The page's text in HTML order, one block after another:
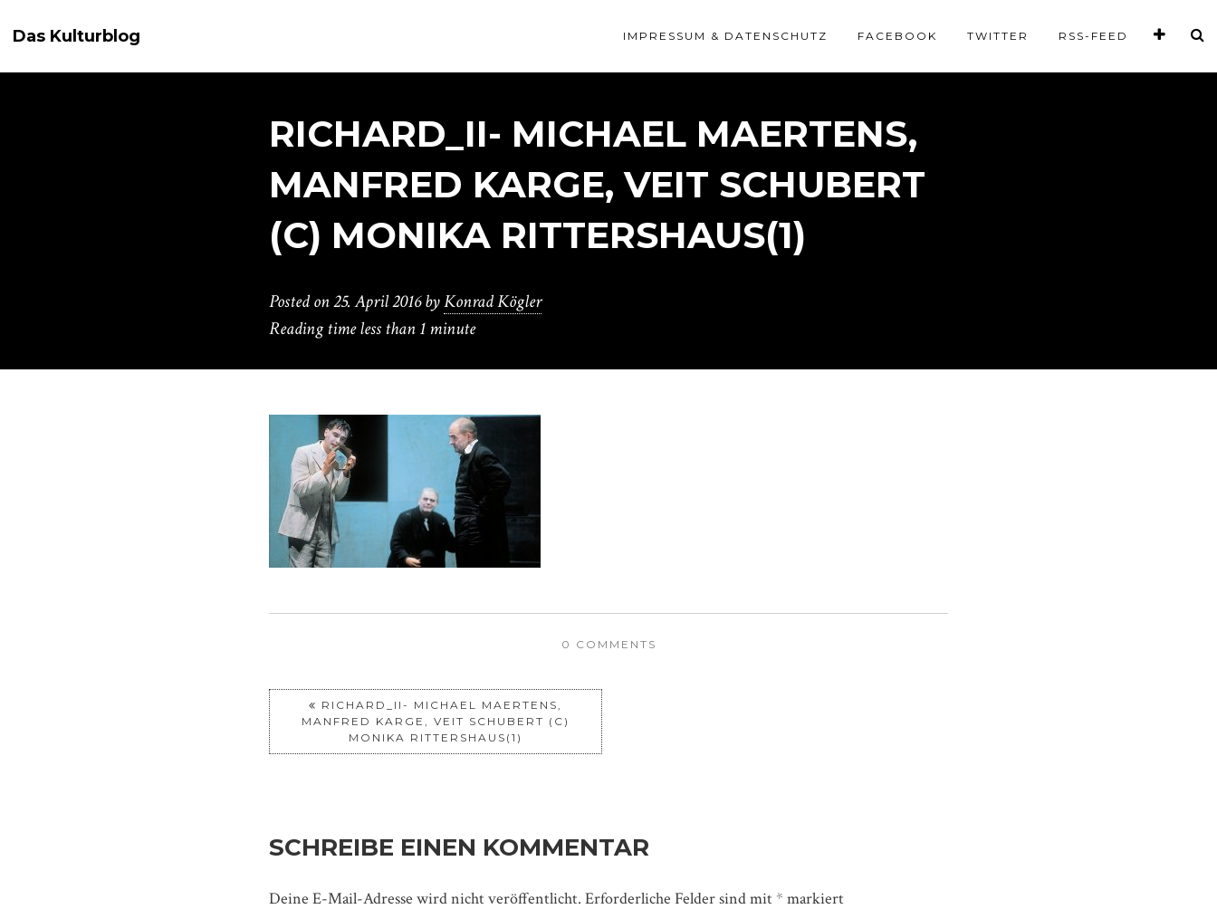
Das Kulturblog IMPRESSUM & DATENSCHUTZ FACEBOOK TWITTER RSS-FEED
RICHARD_II- MICHAEL MAERTENS,
MANFRED KARGE, VEIT SCHUBERT
(C) MONIKA RITTERSHAUS(1)
Posted on25. April 2016byKonrad Kögler
Reading timeless than 1 minute
0 COMMENTS
RICHARD_II- MICHAEL MAERTENS,
MANFRED KARGE, VEIT SCHUBERT (C)
MONIKA RITTERSHAUS(1)
SCHREIBE EINEN KOMMENTAR
Deine E-Mail-Adresse wird nicht veröffentlicht. Erforderliche Felder sind mit * markiert